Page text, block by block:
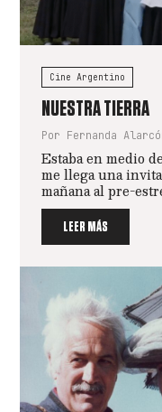
Cine Argentino
NUESTRA TIERRA
Por Fernanda
Estaba en medio
me llega una
mañana al pre-
LEER MÁS